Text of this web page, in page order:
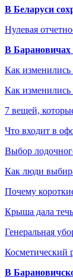
В Беларуси
Нулевая
В Барановичах
Как
Как изменились
7 вещей,
Что входит в
Выбор
Как люди
Почему
Крыша дала
Генеральная
Косметический
В